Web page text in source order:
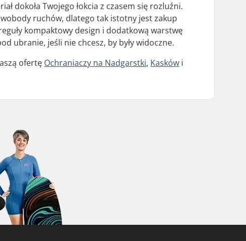
dokoła Twojego łokcia z czasem się rozluźni.
ruchów, dlatego tak istotny jest zakup
kompaktowy design i dodatkową warstwę
ubranie, jeśli nie chcesz, by były widoczne.
ofertę Ochraniaczy na Nadgarstki, Kasków i